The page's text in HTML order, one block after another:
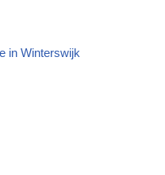
in Winterswijk